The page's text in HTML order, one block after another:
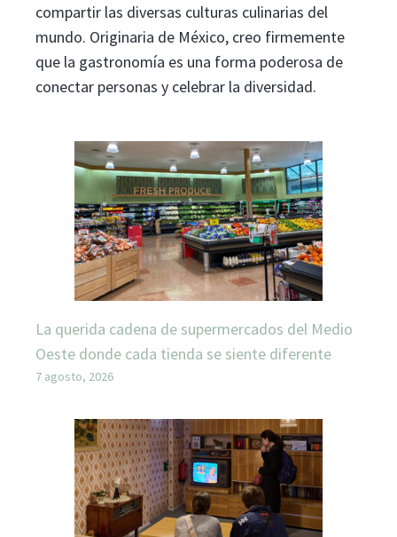
compartir las diversas culturas culinarias del
mundo. Originaria de México, creo firmemente
que la gastronomía es una forma poderosa de
conectar personas y celebrar la diversidad.
La querida cadena de supermercados del Medio
Oeste donde cada tienda se siente diferente
7 agosto, 2026